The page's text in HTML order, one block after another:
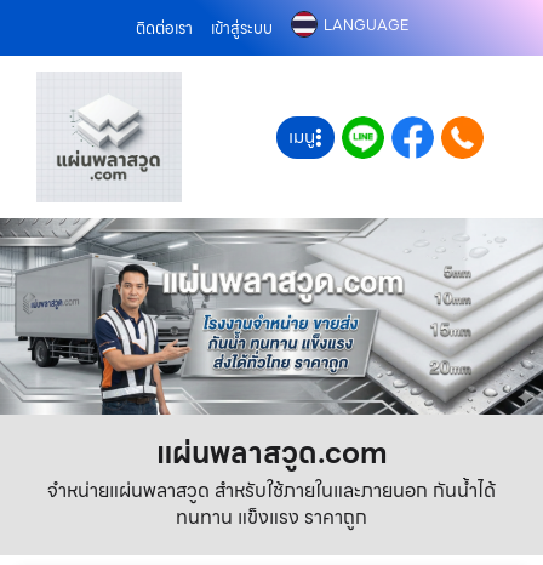
ติดต่อเรา เข้าสู่ระบบ LANGUAGE
เมนู
แผ่นพลาสวูด.com
จำหน่ายแผ่นพลาสวูด สำหรับใช้ภายในและภายนอก กันน้ำได้
ทนทาน แข็งแรง ราคาถูก